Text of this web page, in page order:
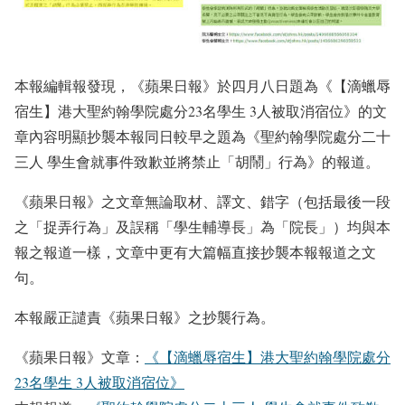
本報編輯報發現，《蘋果日報》於四月八日題為《【滴蠟辱
宿生】港大聖約翰學院處分23名學生 3人被取消宿位》的文
章內容明顯抄襲本報同日較早之題為《聖約翰學院處分二十
三人 學生會就事件致歉並將禁止「胡鬧」行為》的報道。
《蘋果日報》之文章無論取材、譯文、錯字（包括最後一段
之「捉弄行為」及誤稱「學生輔導長」為「院長」）均與本
報之報道一樣，文章中更有大篇幅直接抄襲本報報道之文
句。
本報嚴正譴責《蘋果日報》之抄襲行為。
《蘋果日報》文章：
《【滴蠟辱宿生】港大聖約翰學院處分
23名學生 3人被取消宿位》